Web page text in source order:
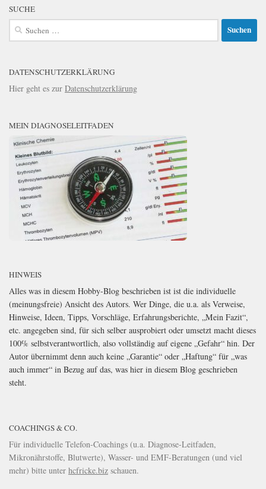
SUCHE
Suchen
DATENSCHUTZERKLÄRUNG
Hier geht es zur Datenschutzerklärung
MEIN DIAGNOSELEITFADEN
HINWEIS
Alles was in diesem Hobby-Blog beschrieben ist ist die individuelle
(meinungsfreie) Ansicht des Autors. Wer Dinge, die u.a. als Verweise,
Hinweise, Ideen, Tipps, Vorschläge, Erfahrungsberichte, „Mein Fazit“,
etc. angegeben sind, für sich selber ausprobiert oder umsetzt macht dieses
100% selbstverantwortlich, also vollständig auf eigene „Gefahr“ hin. Der
Autor übernimmt denn auch keine „Garantie“ oder „Haftung“ für „was
auch immer“ in Bezug auf das, was hier in diesem Blog geschrieben
steht.
COACHINGS & CO.
Für individuelle Telefon-Coachings (u.a. Diagnose-Leitfaden,
Mikronährstoffe, Blutwerte), Wasser- und EMF-Beratungen (und viel
mehr) bitte unter hcfricke.biz schauen.